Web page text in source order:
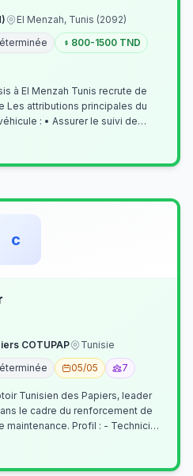
El Menzah, Tunis (2092)
800-1500 TND
à El Menzah Tunis recrute de
Les attributions principales du
: • Assurer le suivi de
c
COTUPAP
Tunisie
05/05 7
Tunisien des Papiers, leader
le cadre du renforcement de
Profil : - Technicien